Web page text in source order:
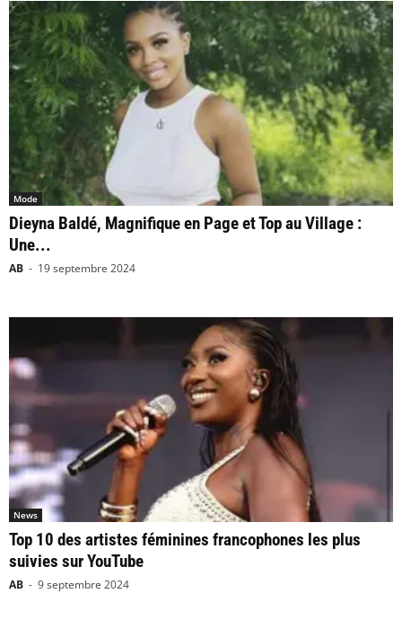
Mode
Dieyna Baldé, Magnifique en Page et Top au Village :
Une...
AB - 19 septembre 2024
News
Top 10 des artistes féminines francophones les plus
suivies sur YouTube
AB - 9 septembre 2024